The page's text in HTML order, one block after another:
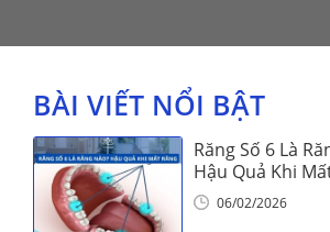
BÀI VIẾT NỔI BẬT
Răng Số 6 Là
Hậu Quả Khi
Số 606/02/2026